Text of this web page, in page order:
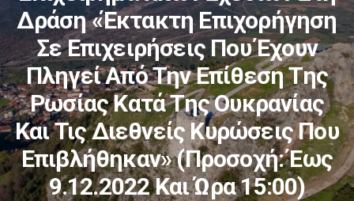
Δράση «Έκτακτη Επιχορήγηση
Σε Επιχειρήσεις Που Έχουν
Πληγεί Από Την Επίθεση Της
Ρωσίας Κατά Της Ουκρανίας
Και Τις Διεθνείς Κυρώσεις Που
Επιβλήθηκαν» (Προσοχή: Έως
9.12.2022 Και Ώρα 15:00)